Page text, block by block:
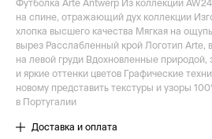
Футболка Arte Antwerp Из коллекции
на спине, отражающий дух коллекции
хлопка высшего качества Мягкая на
вырез Расслабленный крой Логотип
на левой груди Вдохновленные
и яркие оттенки цветов Графические
новому представить текстуры и узоры
в Португалии
Доставка и оплата